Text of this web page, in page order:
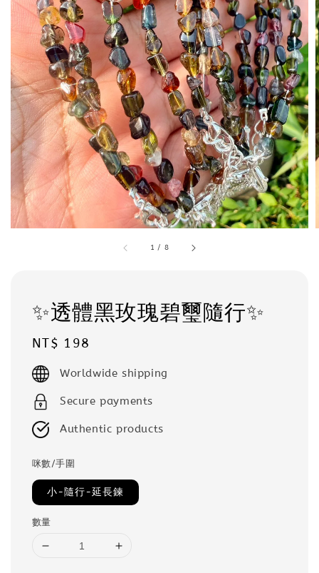
1 / 8
✨透體黑玫瑰碧璽隨行✨
Regular
price
NT$ 198
Worldwide shipping
Secure payments
Authentic products
咪數/手圍
小-隨行-延長鍊
數量